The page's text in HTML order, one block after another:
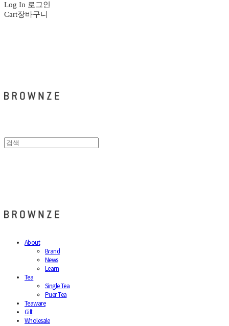
Log In 로그인
Cart장바구니
About
Brand
News
Learn
Tea
Single Tea
Puer Tea
Teaware
Gift
Wholesale